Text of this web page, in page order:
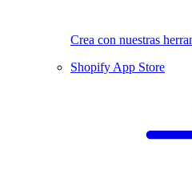
Crea con nuestras
Shopify App Store